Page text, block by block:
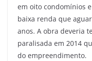
em oito condomínios
baixa renda que
anos. A obra deveria
paralisada em 2014
do empreendimento.